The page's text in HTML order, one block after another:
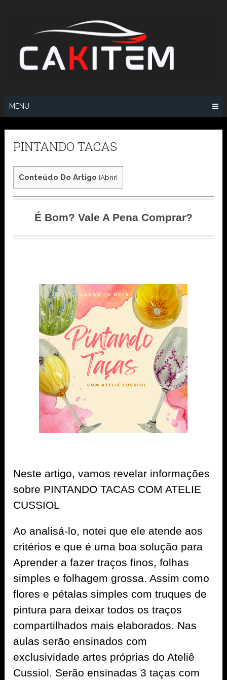
MENU
PINTANDO TACAS
Conteúdo Do Artigo [Abrir]
É Bom? Vale A Pena Comprar?
Neste artigo, vamos revelar informações
sobre PINTANDO TACAS COM ATELIE
CUSSIOL
Ao analisá-lo, notei que ele atende aos
critérios e que é uma boa solução para
Aprender a fazer traços finos, folhas
simples e folhagem grossa. Assim como
flores e pétalas simples com truques de
pintura para deixar todos os traços
compartilhados mais elaborados. Nas
aulas serão ensinados com
exclusividade artes próprias do Ateliê
Cussiol. Serão ensinadas 3 taças com